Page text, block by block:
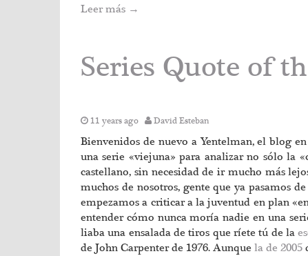
Leer más →
Series Quote of
11 years ago David Esteban
Bienvenidos de nuevo a Yentelman, el blog
una serie «viejuna» para analizar no sólo la
castellano, sin necesidad de ir mucho más
muchos de nosotros, gente que ya pasamos
empezamos a criticar a la juventud en plan
entender cómo nunca moría nadie en una
liaba una ensalada de tiros que ríete tú de la
de John Carpenter de 1976. Aunque la de 2005